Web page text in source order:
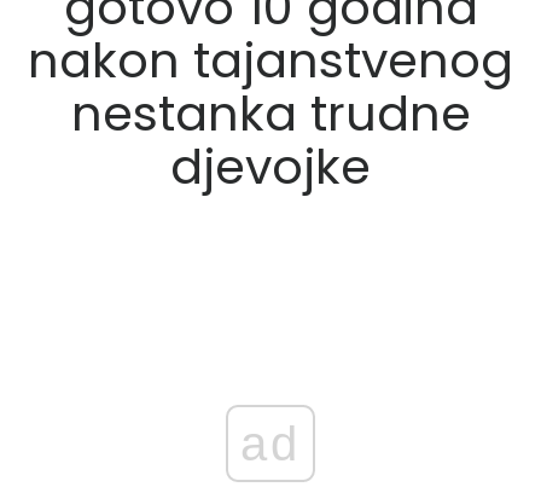
nakon tajanstvenog
nestanka trudne
djevojke
ad